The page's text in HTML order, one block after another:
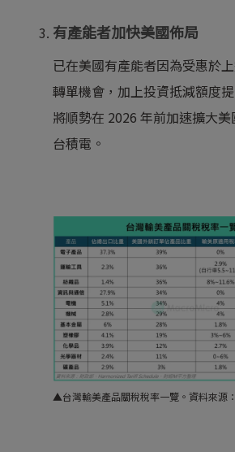
有產能者加快美國佈局
已在美國有產能者因為受惠於
轉單機會，加上投資抵減額度
將順勢在 2026 年前加速擴大
台積電。
▲台灣輸美產品關稅稅率一覽。 資料來源